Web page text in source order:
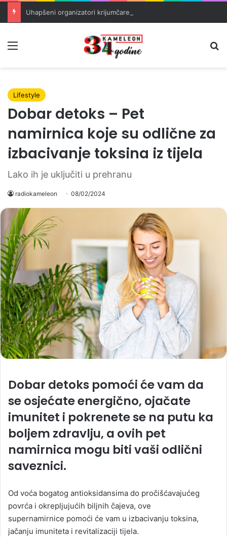
Lifestyle
Dobar detoks – Pet
namirnica koje su odlične za
izbacivanje toksina iz tijela
Lako ih je uključiti u prehranu
radiokameleon 08/02/2024
Dobar detoks pomoći će vam da
se osjećate energično, ojačate
imunitet i pokrenete se na putu ka
boljem zdravlju, a ovih pet
namirnica mogu biti vaši odlični
saveznici.
Od voća bogatog antioksidansima do pročišćavajućeg
povrća i okrepljujućih biljnih čajeva, ove
supernamirnice pomoći će vam u izbacivanju toksina,
jačanju imuniteta i revitalizaciji tijela.